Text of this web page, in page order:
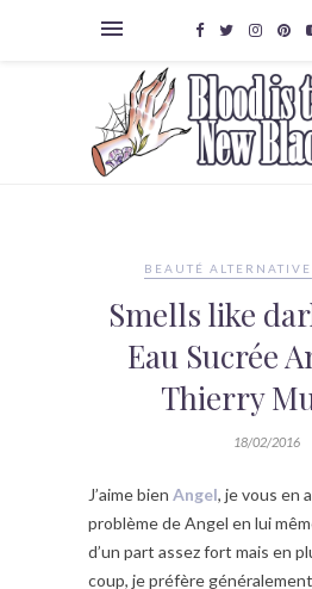
BEAUTÉ ALTERNATIVE
Smells like
Eau Sucrée
Thierry
18/02/2016
J’aime bien Angel, je vous en
problème de Angel en lui
d’un part assez fort mais en
coup, je préfère